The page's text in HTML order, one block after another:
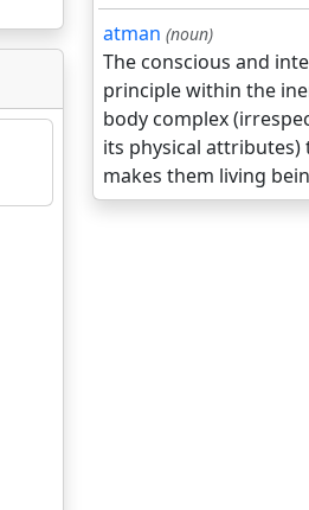
atman (noun)
The conscious and
principle within the
body complex
its physical attributes)
makes them living